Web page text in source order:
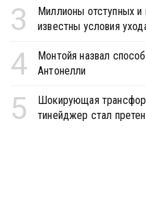
3
Миллионы отступных и
известны условия
4
Монтойя назвал
Антонелли
5
Шокирующая
тинейджер стал